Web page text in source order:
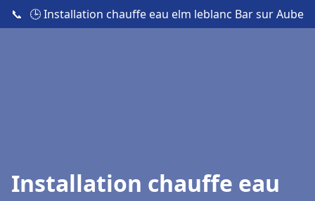
📞 🕒 Installation chauffe eau elm leblanc Bar sur Aube
Installation chauffe eau